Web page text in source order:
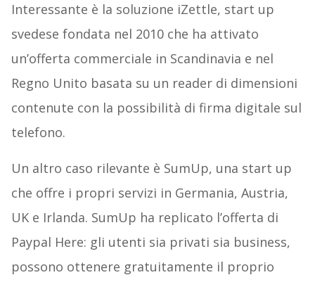
Interessante è la soluzione iZettle, start up
svedese fondata nel 2010 che ha attivato
un’offerta commerciale in Scandinavia e nel
Regno Unito basata su un reader di dimensioni
contenute con la possibilità di firma digitale sul
telefono.
Un altro caso rilevante è SumUp, una start up
che offre i propri servizi in Germania, Austria,
UK e Irlanda. SumUp ha replicato l’offerta di
Paypal Here: gli utenti sia privati sia business,
possono ottenere gratuitamente il proprio